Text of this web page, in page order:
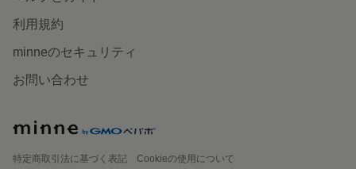
利用規約
minneのセキュリティ
お問い合わせ
特定商取引法に基づく表記
Cookieの使用について